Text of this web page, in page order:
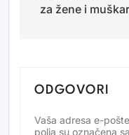
za žene i
ODGOVORI
Vaša adresa e-
polja su označena sa
Alternative: